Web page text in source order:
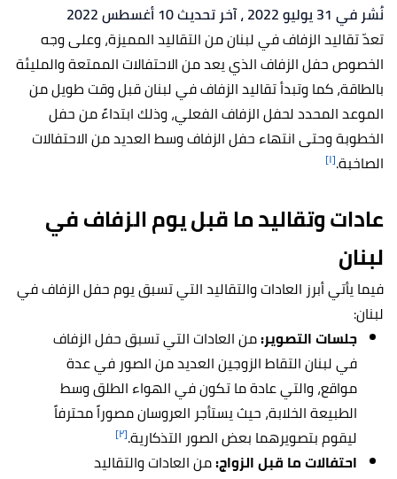
نُشر في 31 يوليو 2022
، آخر تحديث 10 أغسطس 2022
تعدّ تقاليد الزفاف في لبنان من التقاليد المميزة، وعلى وجه
الخصوص حفل الزفاف الذي يعد من الاحتفالات الممتعة والمليئة
بالطاقة، كما وتبدأ تقاليد الزفاف في لبنان قبل وقت طويل من
الموعد المحدد لحفل الزفاف الفعلي، وذلك ابتداءً من حفل
الخطوبة وحتى انتهاء حفل الزفاف وسط العديد من الاحتفالات
الصاخبة.[١]
عادات وتقاليد ما قبل يوم الزفاف في
لبنان
فيما يأتي أبرز العادات والتقاليد التي تسبق يوم حفل الزفاف في
لبنان:
جلسات التصوير:من العادات التي تسبق حفل الزفاف
في لبنان التقاط الزوجين العديد من الصور في عدة
مواقع، والتي عادة ما تكون في الهواء الطلق وسط
الطبيعة الخلابة، حيث يستأجر العروسان مصوراً محترفاً
ليقوم بتصويرهما بعض الصور التذكارية.[٢]
احتفالات ما قبل الزواج:من العادات والتقاليد